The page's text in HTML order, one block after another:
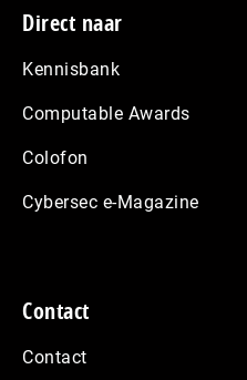
Footer
Direct naar
Kennisbank
Computable Awards
Colofon
Cybersec e-Magazine
Contact
Contact